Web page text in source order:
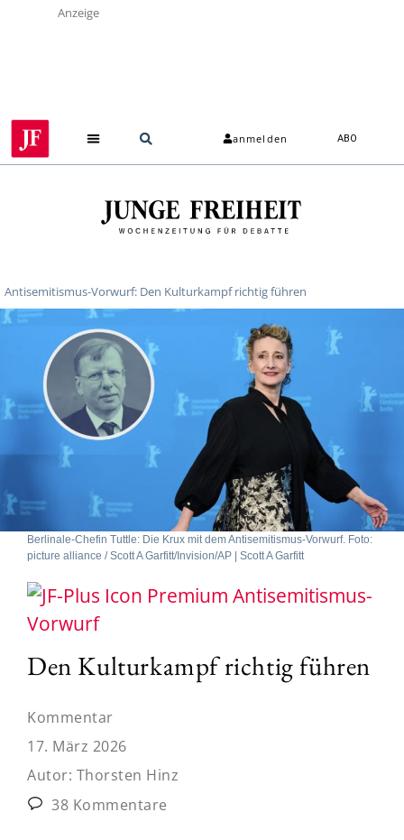
Anzeige
anmelden ABO
Antisemitismus-Vorwurf: Den Kulturkampf richtig führen
Berlinale-Chefin Tuttle: Die Krux mit dem Antisemitismus-Vorwurf. Foto:
picture alliance / Scott A Garfitt/Invision/AP | Scott A Garfitt
Antisemitismus-
Vorwurf
Den Kulturkampf richtig führen
Kommentar
17. März 2026
Autor: Thorsten Hinz
38 Kommentare